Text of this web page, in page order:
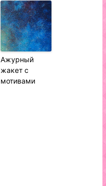
Ажурный
жакет с
мотивами